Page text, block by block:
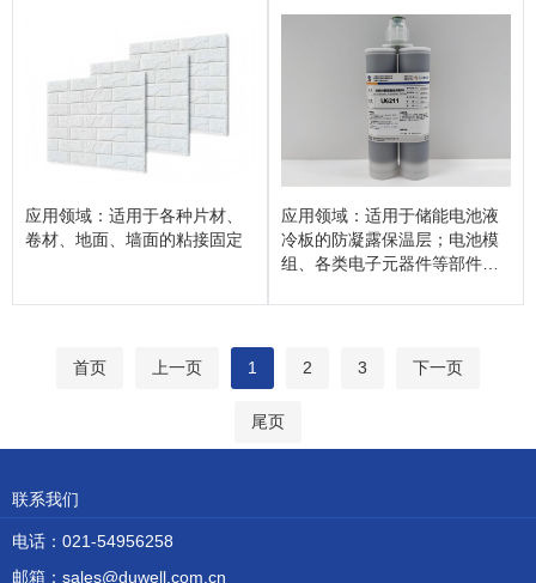
应用领域：适用于各种片材、
卷材、地面、墙面的粘接固定
应用领域：适用于储能电池液
冷板的防凝露保温层；电池模
组、各类电子元器件等部件灌
首页 上一页 1 2 3 下一页
尾页
联系我们
电话：021-54956258
邮箱：sales@duwell.com.cn